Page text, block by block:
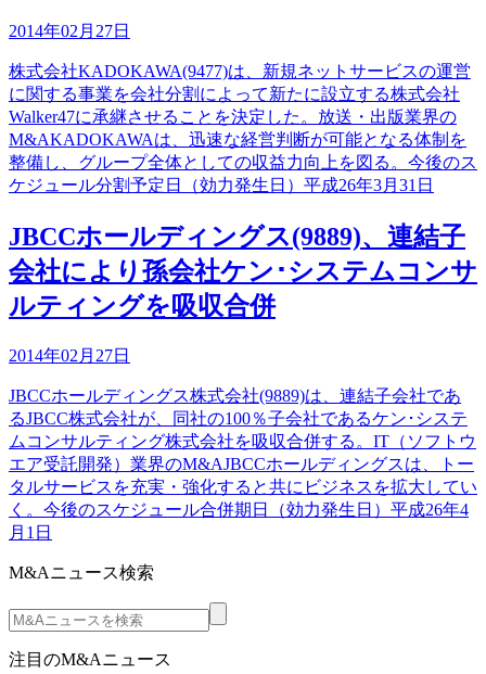
2014年02月27日
株式会社KADOKAWA(9477)は、新規ネットサービスの運営
に関する事業を会社分割によって新たに設立する株式会社
Walker47に承継させることを決定した。放送・出版業界の
M&AKADOKAWAは、迅速な経営判断が可能となる体制を
整備し、グループ全体としての収益力向上を図る。今後のス
ケジュール分割予定日（効力発生日）平成26年3月31日
JBCCホールディングス(9889)、連結子
会社により孫会社ケン･システムコンサ
ルティングを吸収合併
2014年02月27日
JBCCホールディングス株式会社(9889)は、連結子会社であ
るJBCC株式会社が、同社の100％子会社であるケン･システ
ムコンサルティング株式会社を吸収合併する。IT（ソフトウ
エア受託開発）業界のM&AJBCCホールディングスは、トー
タルサービスを充実・強化すると共にビジネスを拡大してい
く。今後のスケジュール合併期日（効力発生日）平成26年4
月1日
M&Aニュース検索
注目のM&Aニュース